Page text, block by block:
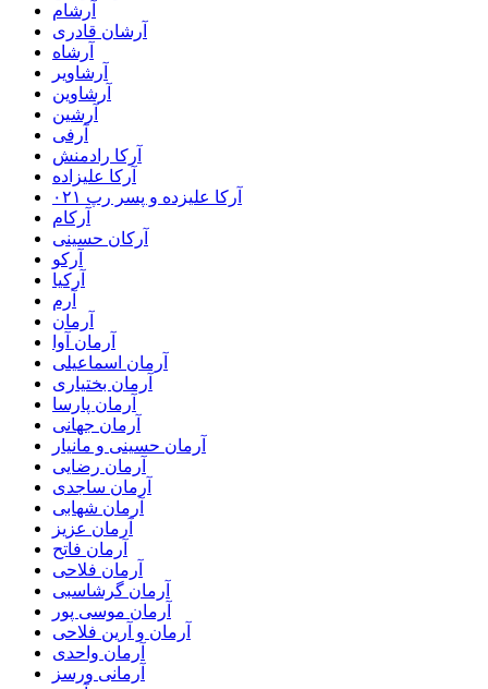
آرشام
آرشان قادری
آرشاه
آرشاویر
آرشاوین
آرشین
آرفی
آرکا رادمنش
آرکا علیزاده
آرکا علیزده و پسر رپ ۰۲۱
آرکام
آرکان حسینی
آرکو
آرکیا
آرم
آرمان
آرمان آوا
آرمان اسماعیلی
آرمان بختیاری
آرمان پارسا
آرمان جهانی
آرمان حسینی و مانیار
آرمان رضایی
آرمان ساجدی
آرمان شهابی
آرمان عزیز
آرمان فاتح
آرمان فلاحی
آرمان گرشاسبی
آرمان موسی پور
آرمان و آرین فلاحی
آرمان واحدی
آرمانی ورسز